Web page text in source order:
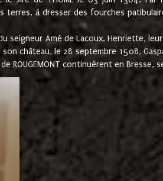
terres, à dresser des fourches
seigneur Amé de Lacoux. Henriette,
château, le 28 septembre 1508,
ROUGEMONT continuèrent en Bresse,